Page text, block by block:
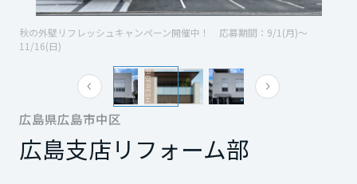
デザイナーズギャラリー
インテリア
住まいづくりガイド
買う
店舗・各種施設
土地活用モデルルーム見学
土地活用実例
法人のお客さま
リフォームの流れ
リフォームメニュー
リフォーム事例
事業用
複合開発事業（ASMACI-アスマチ-）
再開発・官民連携事業
分譲マンション開発事業
収益不動産・投資開発事業
オーナーサポート
サポートメニュー
住まいるりんぐ（ロングサポート）
保証制度
IR情報
企業・IR
ニュース
場・イベント情報
住まいのご相談
広島県広島市中区
広島支店リフォーム部
青森県
宮城県